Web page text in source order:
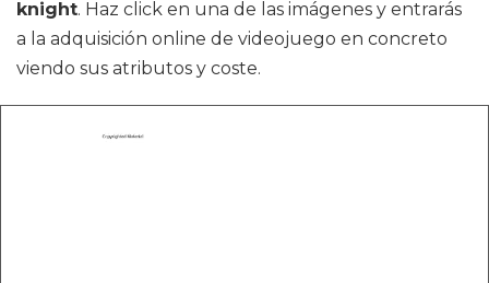
knight. Haz click en una de las imágenes y entrarás
a la adquisición online de videojuego en concreto
viendo sus atributos y coste.